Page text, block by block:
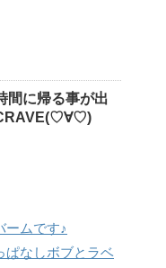
間に帰る事が出
ームです♪
ぱなしボブとラベ